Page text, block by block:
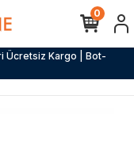
Ücretsiz Kargo | Bot-
0